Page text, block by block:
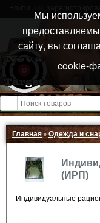
Открыть меню
Главная»Одежда и
(ИРП)
Индивидуальные
Мы
сайту, вы
cookie-